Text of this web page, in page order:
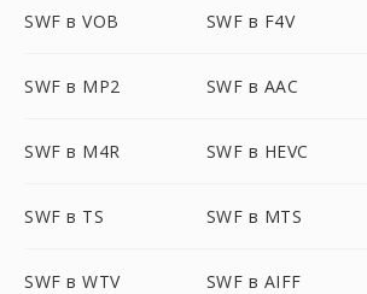
SWF в VOB SWF в F4V
SWF в MP2 SWF в AAC
SWF в M4R SWF в HEVC
SWF в TS SWF в MTS
SWF в WTV SWF в AIFF